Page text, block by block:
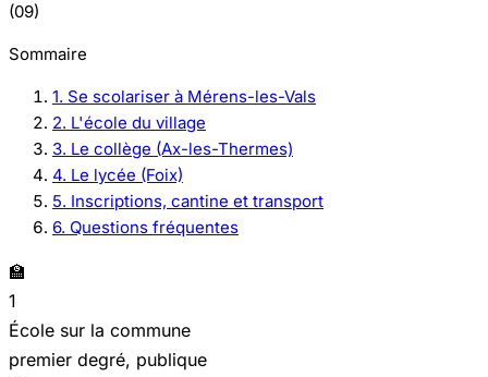
(09)
Sommaire
1. Se scolariser à Mérens-les-Vals
2. L'école du village
3. Le collège (Ax-les-Thermes)
4. Le lycée (Foix)
5. Inscriptions, cantine et transport
6. Questions fréquentes
🏫
1
École sur la commune
premier degré, publique